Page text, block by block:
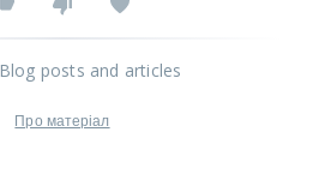
Blog posts and articles
Про матеріал